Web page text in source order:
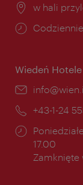
Miejsce:
w hali
Godziny
Wiedeń
E-
Telefon:
+43-1-24
Godziny
otwarcia:
17.00
Zamknięte